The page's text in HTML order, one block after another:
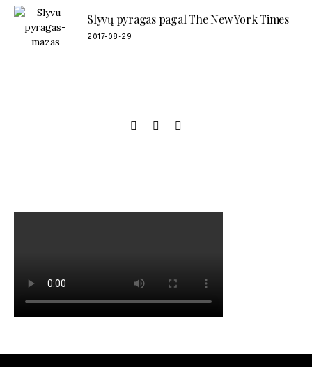
Slyvų pyragas pagal The New York Times
2017-08-29